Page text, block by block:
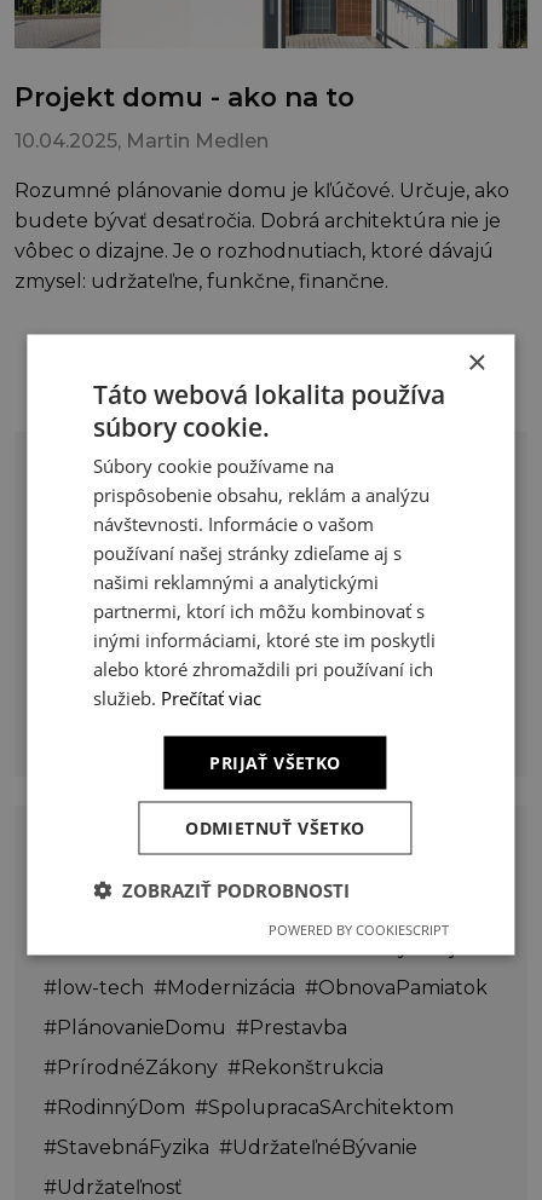
Projekt domu - ako na to
10.04.2025, Martin Medlen
Rozumné plánovanie domu je kľúčové. Určuje, ako
budete bývať desaťročia. Dobrá architektúra nie je
vôbec o dizajne. Je o rozhodnutiach, ktoré dávajú
zmysel: udržateľne, funkčne, finančne.
Kategórie
udržateľné stavby(2)
rekonštrukcie, modernizácie(1)
interiér(1)
spolupráca s architektom (1)
rodinné domy(1)
#Architektúra
#low-tech #Modernizácia #ObnovaPamiatok
#PlánovanieDomu #Prestavba
#PrírodnéZákony #Rekonštrukcia
#RodinnýDom #SpolupracaSArchitektom
#StavebnáFyzika #UdržateľnéBývanie
#Udržateľnosť
×
Táto webová lokalita používa
súbory cookie.
Súbory cookie používame na
prispôsobenie obsahu, reklám a analýzu
návštevnosti. Informácie o vašom
používaní našej stránky zdieľame aj s
našimi reklamnými a analytickými
partnermi, ktorí ich môžu kombinovať s
inými informáciami, ktoré ste im poskytli
alebo ktoré zhromaždili pri používaní ich
služieb. Prečítať viac
PRIJAŤ VŠETKO
ODMIETNUŤ VŠETKO
ZOBRAZIŤ PODROBNOSTI
POWERED BY COOKIESCRIPT